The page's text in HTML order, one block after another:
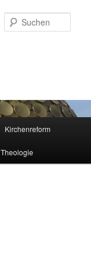
Kirchenreform
Theologie